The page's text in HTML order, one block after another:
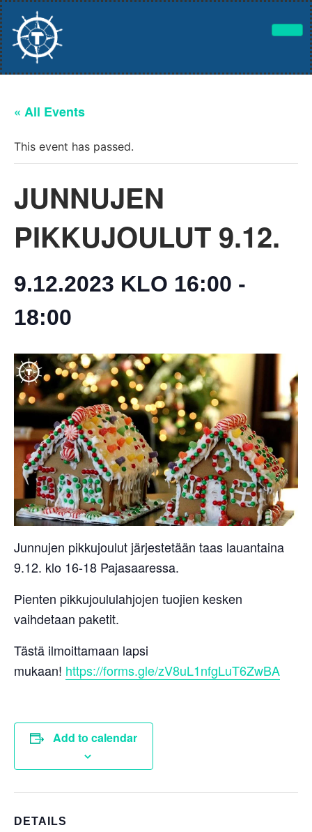
« All Events
This event has passed.
JUNNUJEN
PIKKUJOULUT 9.12.
9.12.2023 KLO 16:00 -
18:00
Junnujen pikkujoulut järjestetään taas lauantaina
9.12. klo 16-18 Pajasaaressa.
Pienten pikkujoululahjojen tuojien kesken
vaihdetaan paketit.
Tästä ilmoittamaan lapsi
mukaan! https://forms.gle/zV8uL1nfgLuT6ZwBA
Add to calendar
DETAILS